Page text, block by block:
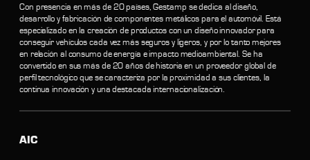
Con presencia en más de 20 países, Gestamp se dedica al diseño,
desarrollo y fabricación de componentes metálicos para el automóvil. Está
especializado en la creación de productos con un diseño innovador para
conseguir vehículos cada vez más seguros y ligeros, y por lo tanto mejores
en relación al consumo de energía e impacto medioambiental. Se ha
convertido en sus más de 20 años de historia en un proveedor global de
perfil tecnológico que se caracteriza por la proximidad a sus clientes, la
continua innovación y una destacada internacionalización.
AIC